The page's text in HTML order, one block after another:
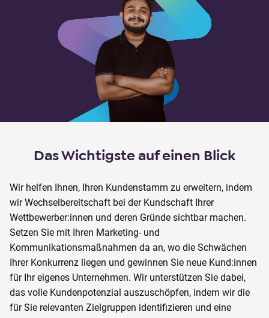
n
Das Wichtigste auf einen Blick
Wir helfen Ihnen, Ihren Kundenstamm zu erweitern, indem
wir Wechselbereitschaft bei der Kundschaft Ihrer
Wettbewerber:innen und deren Gründe sichtbar machen.
Setzen Sie mit Ihren Marketing- und
Kommunikationsmaßnahmen da an, wo die Schwächen
Ihrer Konkurrenz liegen und gewinnen Sie neue Kund:innen
für Ihr eigenes Unternehmen. Wir unterstützen Sie dabei,
das volle Kundenpotenzial auszuschöpfen, indem wir die
für Sie relevanten Zielgruppen identifizieren und eine